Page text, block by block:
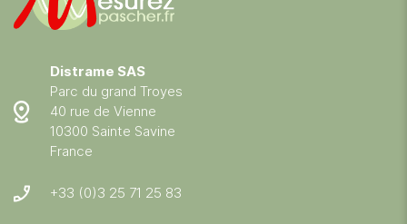
Distrame SAS
Parc du grand Troyes
40 rue de Vienne
10300 Sainte Savine
France
+33 (0)3 25 71 25 83